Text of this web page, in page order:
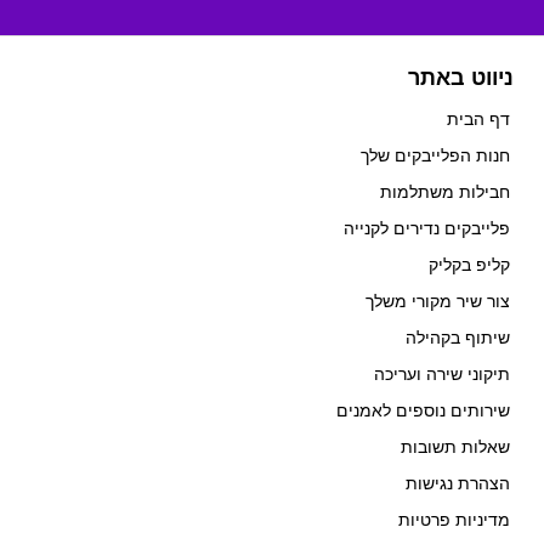
ניווט באתר
דף הבית
חנות הפלייבקים שלך
חבילות משתלמות
פלייבקים נדירים לקנייה
קליפ בקליק
צור שיר מקורי משלך
שיתוף בקהילה
תיקוני שירה ועריכה
שירותים נוספים לאמנים
שאלות תשובות
הצהרת נגישות
מדיניות פרטיות